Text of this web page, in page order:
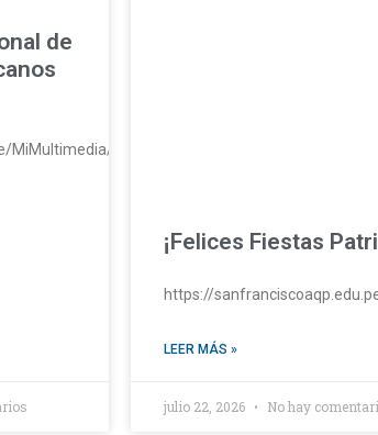
de
MiMultimedia/2026/huaycan26.mp4#t=1
¡Felices Fiestas
https://
LEER MÁS »
julio 22, 2026 No hay